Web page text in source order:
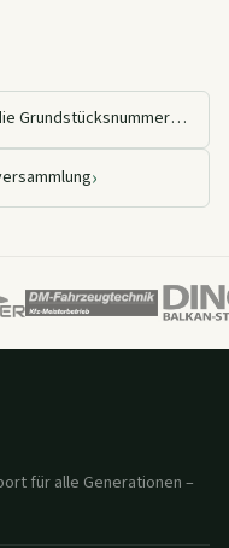
Wichtelweg in Sörgenloch – wer hat die Grundstücksnummern zerstört?
›
für alle Generationen –